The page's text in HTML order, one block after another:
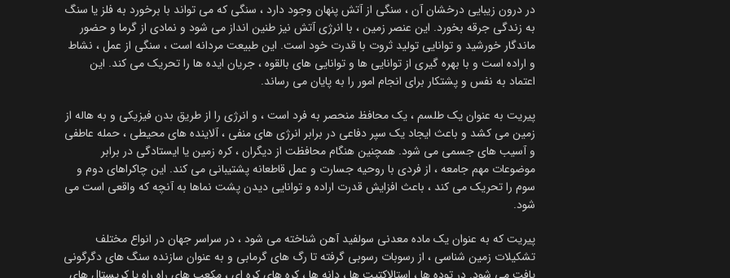
در درون زیبایی درخشان آن ، سنگی از آتش پنهان وجود دارد ، سنگی که می تواند با برخورد به فلز یا سنگ
به زندگی جرقه بخورد. این عنصر زمین ، با انرژی آتش نیز طنین انداز می شود و نمادی از گرما و حضور
ماندگار خورشید و توانایی تولید ثروت با قدرت خود است. این طبیعت مردانه است ، سنگی از عمل ، نشاط
و اراده است و با بهره گیری از توانایی ها و توانایی های بالقوه ، جریان ایده ها را تحریک می کند. این
اعتماد به نفس و پشتکار برای انجام امور را به پایان می رساند.
پیریت به عنوان یک طلسم ، یک محافظ منحصر به فرد است ، و انرژی را از طریق بدن فیزیکی و به هاله از
زمین می کشد و باعث ایجاد یک سپر دفاعی در برابر انرژی های منفی ، آلاینده های محیطی ، حمله عاطفی
و آسیب های جسمی می شود. همچنین هنگام محافظت از دیگران ، کره زمین یا ایستادگی در برابر
موضوعات مهم جامعه ، از فردی با روحیه جسارت و عمل قاطعانه پشتیبانی می کند. این چاکراهای دوم و
سوم را تحریک می کند ، باعث افزایش قدرت اراده و توانایی دیدن پشت نماها به آنچه که واقعی است می
شود.
پیریت که به عنوان یک ماده معدنی سولفید آهن شناخته می شود ، در سراسر جهان در انواع مختلف
تشکیلات زمین شناسی ، از رسوبات رسوبی گرفته تا رگ های گرمابی و به عنوان سازنده سنگ های دگرگونی